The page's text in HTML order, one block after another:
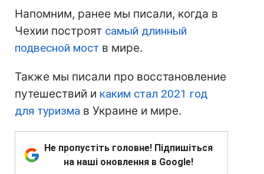
Напомним, ранее мы писали, когда в
Чехии построят самый длинный
подвесной мост в мире.
Также мы писали про восстановление
путешествий и каким стал 2021 год
для туризма в Украине и мире.
Не пропустіть головне! Підпишіться
на наші оновлення в Google!